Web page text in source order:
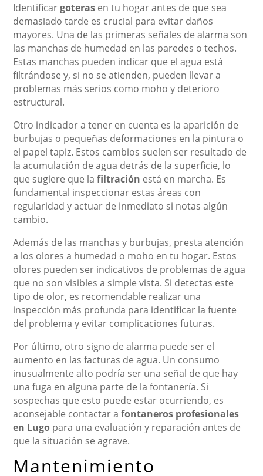
Identificargoteras en tu hogar antes de que sea
demasiado tarde es crucial para evitar daños
mayores. Una de las primeras señales de alarma son
las manchas de humedad en las paredes o techos.
Estas manchas pueden indicar que el agua está
filtrándose y, si no se atienden, pueden llevar a
problemas más serios como moho y deterioro
estructural.
Otro indicador a tener en cuenta es la aparición de
burbujas o pequeñas deformaciones en la pintura o
el papel tapiz. Estos cambios suelen ser resultado de
la acumulación de agua detrás de la superficie, lo
que sugiere que lafiltración está en marcha. Es
fundamental inspeccionar estas áreas con
regularidad y actuar de inmediato si notas algún
cambio.
Además de las manchas y burbujas, presta atención
a los olores a humedad o moho en tu hogar. Estos
olores pueden ser indicativos de problemas de agua
que no son visibles a simple vista. Si detectas este
tipo de olor, es recomendable realizar una
inspección más profunda para identificar la fuente
del problema y evitar complicaciones futuras.
Por último, otro signo de alarma puede ser el
aumento en las facturas de agua. Un consumo
inusualmente alto podría ser una señal de que hay
una fuga en alguna parte de la fontanería. Si
sospechas que esto puede estar ocurriendo, es
aconsejable contactar afontaneros profesionales
en Lugo para una evaluación y reparación antes de
que la situación se agrave.
Mantenimiento